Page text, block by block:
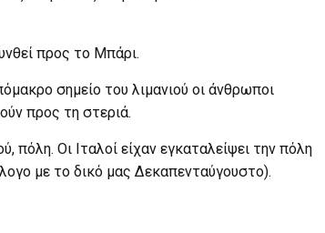
προς το Μπάρι.
σημείο του λιμανιού οι άνθρωποι
προς τη στεριά.
πόλη. Οι Ιταλοί είχαν εγκαταλείψει την πόλη
με το δικό μας Δεκαπενταύγουστο).